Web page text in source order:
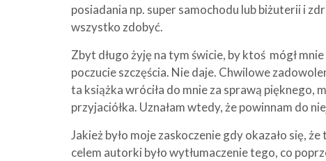
posiadania np. super samochodu lub biżuterii i
wszystko zdobyć.
Zbyt długo żyję na tym świcie, by ktoś mógł
poczucie szczęścia. Nie daje. Chwilowe
ta książka wróciła do mnie za sprawą pięknego,
przyjaciółka. Uznałam wtedy, że powinnam do
Jakież było moje zaskoczenie gdy okazało się,
celem autorki było wytłumaczenie tego, co